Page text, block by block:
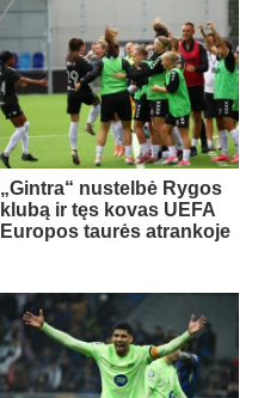
„Gintra“ nustelbė Rygos
klubą ir tęs kovas UEFA
Europos taurės atrankoje